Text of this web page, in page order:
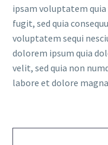
ipsam voluptatem
fugit, sed quia
voluptatem sequi
dolorem ipsum quia
velit, sed quia non
labore et dolore